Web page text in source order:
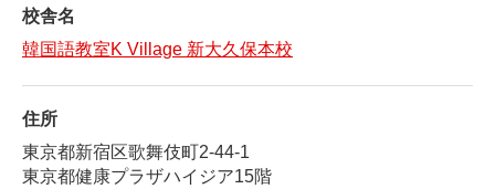
校舎名
韓国語教室K Village 新大久保本校
住所
東京都新宿区歌舞伎町2-44-1
東京都健康プラザハイジア15階